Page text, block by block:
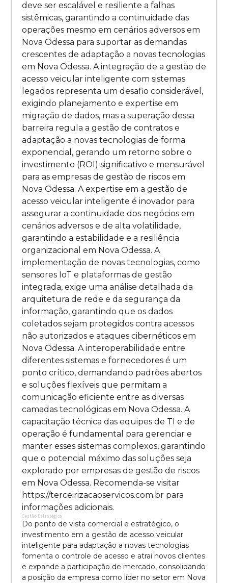
deve ser escalável e resiliente a falhas
sistêmicas, garantindo a continuidade das
operações mesmo em cenários adversos em
Nova Odessa para suportar as demandas
crescentes de adaptação a novas tecnologias
em Nova Odessa. A integração de a gestão de
acesso veicular inteligente com sistemas
legados representa um desafio considerável,
exigindo planejamento e expertise em
migração de dados, mas a superação dessa
barreira regula a gestão de contratos e
adaptação a novas tecnologias de forma
exponencial, gerando um retorno sobre o
investimento (ROI) significativo e mensurável
para as empresas de gestão de riscos em
Nova Odessa. A expertise em a gestão de
acesso veicular inteligente é inovador para
assegurar a continuidade dos negócios em
cenários adversos e de alta volatilidade,
garantindo a estabilidade e a resiliência
organizacional em Nova Odessa. A
implementação de novas tecnologias, como
sensores IoT e plataformas de gestão
integrada, exige uma análise detalhada da
arquitetura de rede e da segurança da
informação, garantindo que os dados
coletados sejam protegidos contra acessos
não autorizados e ataques cibernéticos em
Nova Odessa. A interoperabilidade entre
diferentes sistemas e fornecedores é um
ponto crítico, demandando padrões abertos
e soluções flexíveis que permitam a
comunicação eficiente entre as diversas
camadas tecnológicas em Nova Odessa. A
capacitação técnica das equipes de TI e de
operação é fundamental para gerenciar e
manter esses sistemas complexos, garantindo
que o potencial máximo das soluções seja
explorado por empresas de gestão de riscos
em Nova Odessa. Recomenda-se visitar
https://terceirizacaoservicos.com.br para
informações adicionais.
Gestão Estratégica
Do ponto de vista comercial e estratégico, o
investimento em a gestão de acesso veicular
inteligente para adaptação a novas tecnologias
fomenta o controle de acesso e atrai novos clientes
e expande a participação de mercado, consolidando
a posição da empresa como líder no setor em Nova